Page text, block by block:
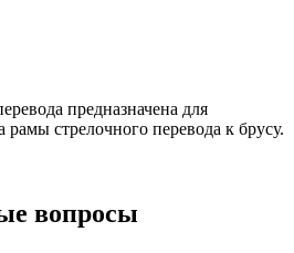
предназначена для
рамы стрелочного перевода к брусу.
вопросы